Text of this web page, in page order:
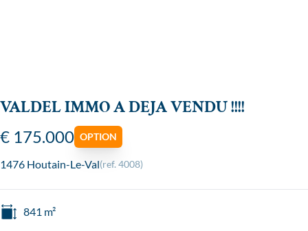
VALDEL IMMO A DEJA VENDU !!!!
€ 175.000 OPTION
1476 Houtain-Le-Val(ref. 4008)
841 m²